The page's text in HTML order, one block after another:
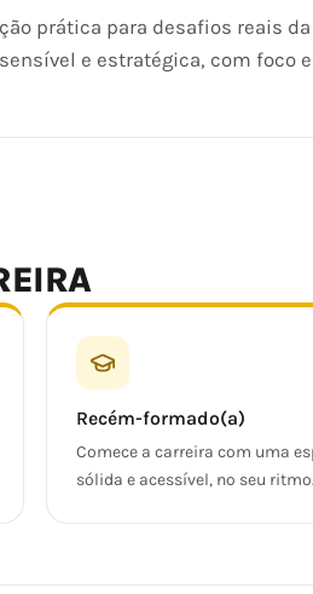
prática para desafios reais
e estratégica, com foco
Recém-formado(a)
Comece a carreira com uma
sólida e acessível, no seu ritmo.